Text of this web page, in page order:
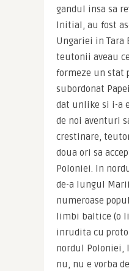
gandul insa sa
Initial, au fost
Ungariei in Tara
teutonii aveau
formeze un stat
subordonat
dat unlike si i-a
de noi aventuri
crestinare,
doua ori sa
Poloniei. In
de-a lungul
numeroase
limbi baltice (o
inrudita cu
nordul Poloniei,
nu, nu e vorba